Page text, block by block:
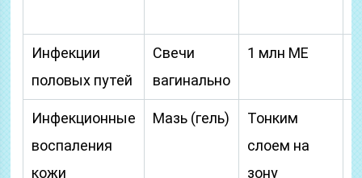
Инфекции
половых путей
Свечи
вагинально
1 млн ME
Инфекционные
воспаления
кожи
Мазь (гель)
Тонким
слоем на
зону